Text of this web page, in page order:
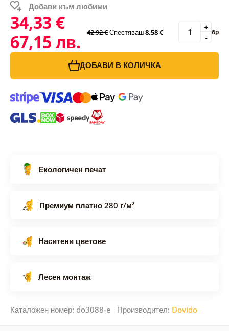
Добави към любими
34,33 €
67,15 лв.
42,92 €Спестяваш8,58 € -
+ бр
ДОБАВИ В КОЛИЧКА
Екологичен печат
Премиум платно 280 г/м²
Наситени цветове
Лесен монтаж
Каталожен номер: do3088-e Производител: Dovido